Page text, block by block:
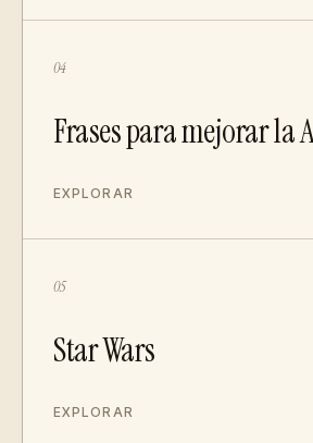
04
Frases para mejorar la
EXPLORAR
05
Star Wars
EXPLORAR